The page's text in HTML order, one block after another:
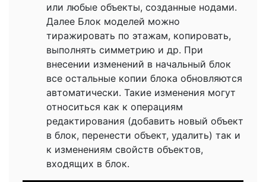
или любые объекты, созданные нодами.
Далее Блок моделей можно
тиражировать по этажам, копировать,
выполнять симметрию и др. При
внесении изменений в начальный блок
все остальные копии блока обновляются
автоматически. Такие изменения могут
относиться как к операциям
редактирования (добавить новый объект
в блок, перенести объект, удалить) так и
к изменениям свойств объектов,
входящих в блок.